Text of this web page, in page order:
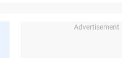
Advertisement